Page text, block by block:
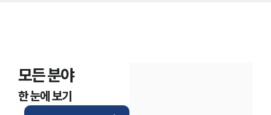
모든 분야
한 눈에 보기